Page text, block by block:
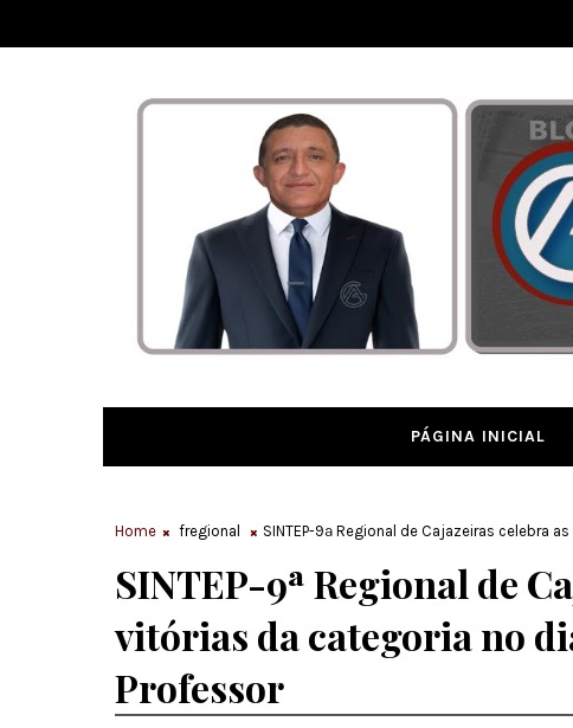
PÁGINA INICIAL
Home fregional SINTEP-9ª Regional de Cajazeiras celebra
SINTEP-9ª Regional de
vitórias da categoria no
Professor